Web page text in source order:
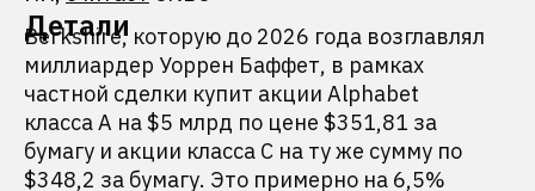
Детали
Berkshire, которую до 2026 года возглавлял
миллиардер Уоррен Баффет, в рамках
частной сделки купит акции Alphabet
класса A на $5 млрд по цене $351,81 за
бумагу и акции класса C на ту же сумму по
$348,2 за бумагу. Это примерно на 6,5%